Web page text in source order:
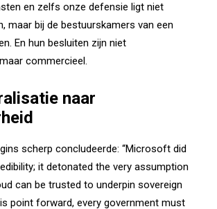
en zelfs onze defensie ligt niet
maar bij de bestuurskamers van een
En hun besluiten zijn niet
commercieel.
naar
scherp concludeerde: “Microsoft did
it detonated the very assumption
can be trusted to underpin sovereign
point forward, every government must